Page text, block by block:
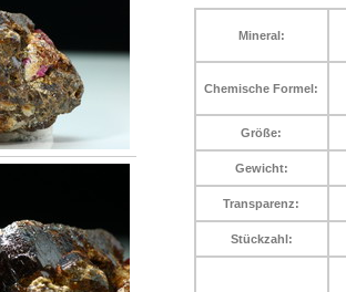
Mineral:
Chemische Formel:
Größe:
Gewicht:
Transparenz:
Stückzahl: